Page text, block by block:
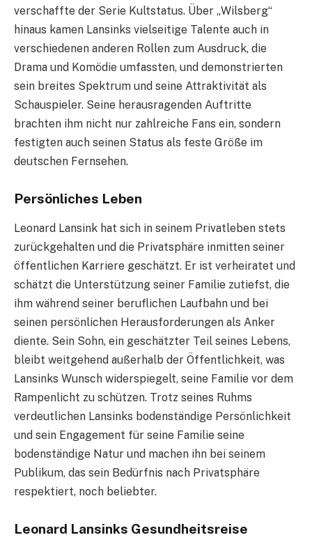
verschaffte der Serie Kultstatus. Über „Wilsberg“
hinaus kamen Lansinks vielseitige Talente auch in
verschiedenen anderen Rollen zum Ausdruck, die
Drama und Komödie umfassten, und demonstrierten
sein breites Spektrum und seine Attraktivität als
Schauspieler. Seine herausragenden Auftritte
brachten ihm nicht nur zahlreiche Fans ein, sondern
festigten auch seinen Status als feste Größe im
deutschen Fernsehen.
Persönliches Leben
Leonard Lansink hat sich in seinem Privatleben stets
zurückgehalten und die Privatsphäre inmitten seiner
öffentlichen Karriere geschätzt. Er ist verheiratet und
schätzt die Unterstützung seiner Familie zutiefst, die
ihm während seiner beruflichen Laufbahn und bei
seinen persönlichen Herausforderungen als Anker
diente. Sein Sohn, ein geschätzter Teil seines Lebens,
bleibt weitgehend außerhalb der Öffentlichkeit, was
Lansinks Wunsch widerspiegelt, seine Familie vor dem
Rampenlicht zu schützen. Trotz seines Ruhms
verdeutlichen Lansinks bodenständige Persönlichkeit
und sein Engagement für seine Familie seine
bodenständige Natur und machen ihn bei seinem
Publikum, das sein Bedürfnis nach Privatsphäre
respektiert, noch beliebter.
Leonard Lansinks Gesundheitsreise